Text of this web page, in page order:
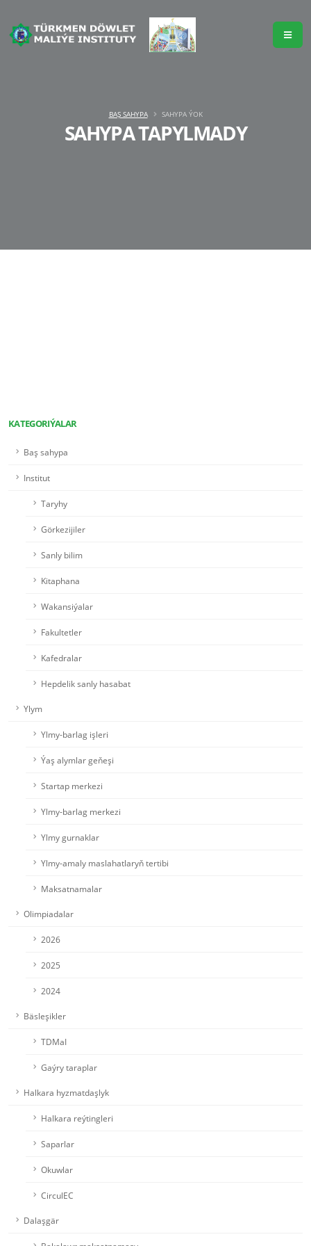
SAHYPA TAPYLMADY
BAŞ SAHYPA SAHYPA ÝOK
KATEGORIÝALAR
Baş sahypa
Institut
Taryhy
Görkezijiler
Sanly bilim
Kitaphana
Wakansiýalar
Fakultetler
Kafedralar
Hepdelik sanly hasabat
Ylym
Ylmy-barlag işleri
Ýaş alymlar geňeşi
Startap merkezi
Ylmy-barlag merkezi
Ylmy gurnaklar
Ylmy-amaly maslahatlaryň tertibi
Maksatnamalar
Olimpiadalar
2026
2025
2024
Bäsleşikler
TDMaI
Gaýry taraplar
Halkara hyzmatdaşlyk
Halkara reýtingleri
Saparlar
Okuwlar
CirculEC
Dalaşgär